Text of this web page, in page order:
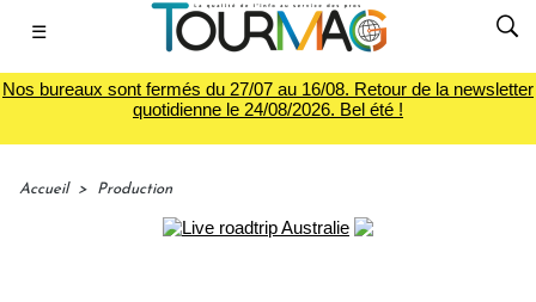
☰
Nos bureaux sont fermés du 27/07 au 16/08. Retour de la newsletter
quotidienne le 24/08/2026. Bel été !
Accueil > Production